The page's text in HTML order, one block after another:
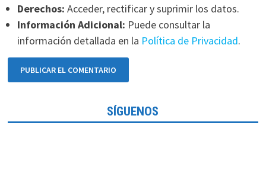
Derechos: Acceder, rectificar y suprimir los datos.
Información Adicional: Puede consultar la
información detallada en la Política de Privacidad.
SÍGUENOS